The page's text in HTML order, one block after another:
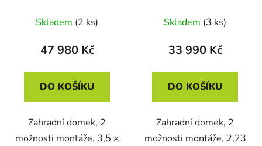
Skladem (2 ks)
47 980 Kč
DO KOŠÍKU
Zahradní domek, 2
možnosti montáže, 3,5 ×
Skladem (3 ks)
33 990 Kč
DO KOŠÍKU
Zahradní domek, 2
možnosti montáže, 2,23